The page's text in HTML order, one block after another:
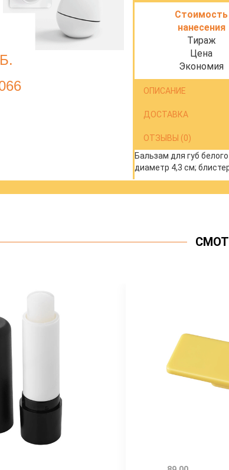
Стоимость
нанесения
Тираж
Цена
Экономия
ОПИСАНИЕ
ДОСТАВКА
ОТЗЫВЫ (0)
Бальзам для губ
диаметр 4,3 см;